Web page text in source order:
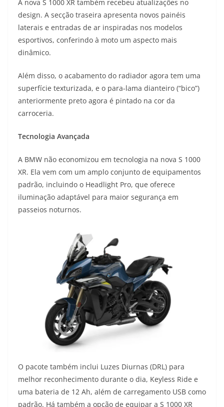
A nova S 1000 XR também recebeu atualizações no
design. A secção traseira apresenta novos painéis
laterais e entradas de ar inspiradas nos modelos
esportivos, conferindo à moto um aspecto mais
dinâmico.
Além disso, o acabamento do radiador agora tem uma
superfície texturizada, e o para-lama dianteiro (“bico”)
anteriormente preto agora é pintado na cor da
carroceria.
Tecnologia Avançada
A BMW não economizou em tecnologia na nova S 1000
XR. Ela vem com um amplo conjunto de equipamentos
padrão, incluindo o Headlight Pro, que oferece
iluminação adaptável para maior segurança em
passeios noturnos.
O pacote também inclui Luzes Diurnas (DRL) para
melhor reconhecimento durante o dia, Keyless Ride e
uma bateria de 12 Ah, além de carregamento USB como
padrão. Há também a opção de equipar a S 1000 XR